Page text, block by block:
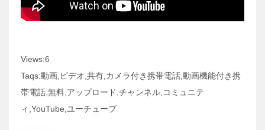
Views:6
Taqs:動画,ビデオ,共有,カメラ付き携帯電話,動画機能付き携
帯電話,無料,アップロード,チャンネル,コミュニテ
ィ,YouTube,ユーチューブ